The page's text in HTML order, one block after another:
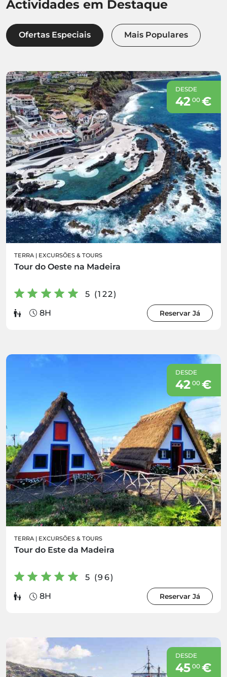
Actividades em Destaque
Ofertas Especiais Mais Populares
DESDE
42 00€
TERRA | EXCURSÕES & TOURS
Tour do Oeste na Madeira
5 (122)
8H
Reservar Já
DESDE
42 00€
TERRA | EXCURSÕES & TOURS
Tour do Este da Madeira
5 (96)
8H
Reservar Já
DESDE
45 00€